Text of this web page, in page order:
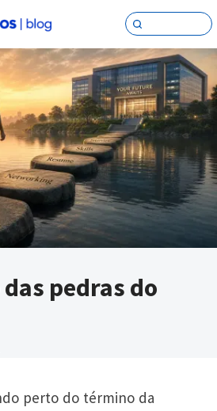
pedras do
perto do término da